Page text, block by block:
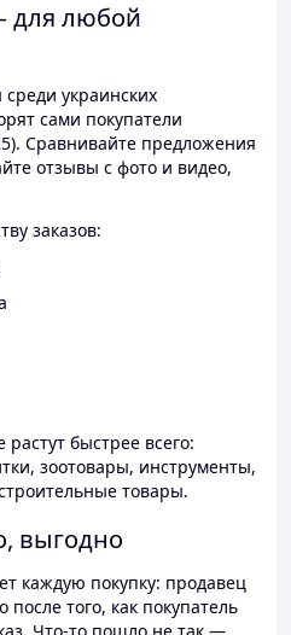
для любой
украинских
сами покупатели
Сравнивайте предложения
отзывы с фото и видео,
заказов:
быстрее всего:
зоотовары, инструменты,
товары.
выгодно
каждую покупку: продавец
после того, как покупатель